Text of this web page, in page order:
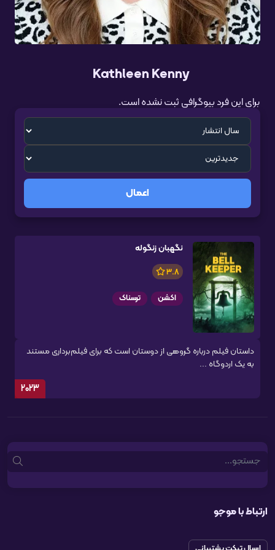
Kathleen Kenny
برای این فرد بیوگرافی ثبت نشده است.
اعمال
نگهبان زنگوله
3.8
اکشن ترسناک
داستان فیلم درباره گروهی از دوستان است که برای فیلم‌برداری مستند
به یک اردوگاه ...
2023
Search
ارتباط با موجو